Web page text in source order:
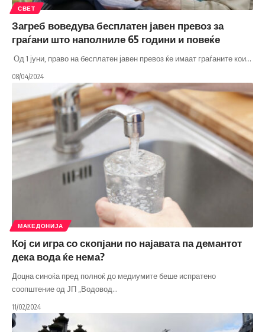
СВЕТ
Загреб воведува бесплатен јавен превоз за
граѓани што наполниле 65 години и повеќе
Од 1 јуни, право на бесплатен јавен превоз ќе имаат граѓаните кои…
08/04/2024
МАКЕДОНИЈА
Кој си игра со скопјани по најавата па демантот
дека вода ќе нема?
Доцна синоќа пред полноќ до медиумите беше испратено
соопштение од ЈП „Водовод…
11/02/2024